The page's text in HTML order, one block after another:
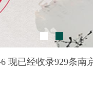
现已经收录929条南